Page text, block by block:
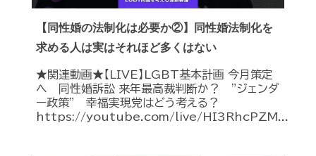
【同性婚の法制化は必要か②】同性婚法制化を
求める人は実はそれほど多くはない
★関連動画★【LIVE】LGBT基本計画 今月策定
へ 同性婚訴訟 来年最高裁判断か？ ”ジェンダ
ー政策” 幸福実現党はどう考える？
https://youtube.com/live/HI3RhcPZM...